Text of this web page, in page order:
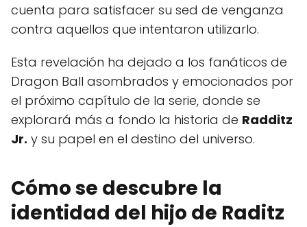
cuenta para satisfacer su sed de venganza
contra aquellos que intentaron utilizarlo.
Esta revelación ha dejado a los fanáticos de
Dragon Ball asombrados y emocionados por
el próximo capítulo de la serie, donde se
explorará más a fondo la historia de Radditz
Jr. y su papel en el destino del universo.
Cómo se descubre la
identidad del hijo de Raditz